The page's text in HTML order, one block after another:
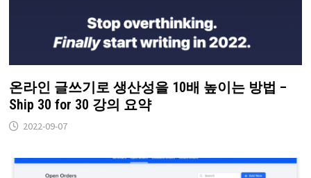
온라인 글쓰기로 생산성을 10배 높이는 방법 –
Ship 30 for 30 강의 요약
2022-09-07